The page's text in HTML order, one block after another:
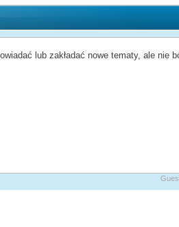
lub zakładać nowe tematy, ale nie